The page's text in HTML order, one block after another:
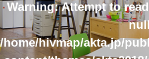
Warning: Attempt to
/home/hivmap/akta.jp/